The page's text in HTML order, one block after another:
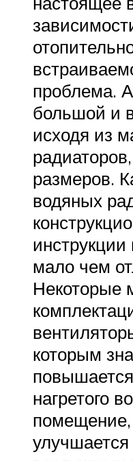
проблема.
большой и
исходя из
размеров.
водяных
инструкции
мало чем
Некоторые
которым
нагретого
помещение,